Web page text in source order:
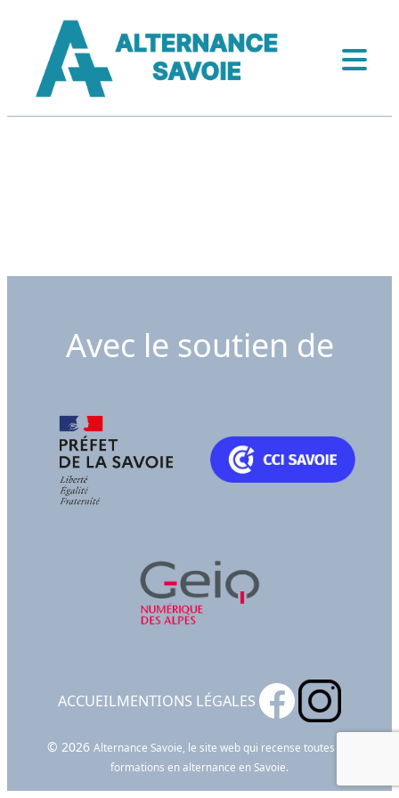
Avec le soutien de
ACCUEILMENTIONS LÉGALES
© 2026 Alternance Savoie, le site web qui recense toutes les
formations en alternance en Savoie.